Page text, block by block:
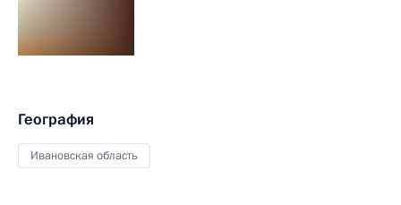
География
Ивановская область